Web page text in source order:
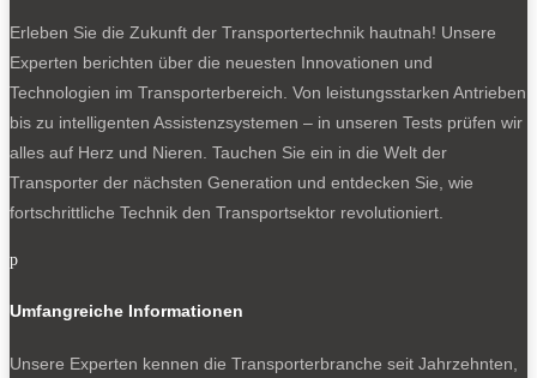
Erleben Sie die Zukunft der Transportertechnik hautnah! Unsere
Experten berichten über die neuesten Innovationen und
Technologien im Transporterbereich. Von leistungsstarken Antrieben
bis zu intelligenten Assistenzsystemen – in unseren Tests prüfen wir
alles auf Herz und Nieren. Tauchen Sie ein in die Welt der
Transporter der nächsten Generation und entdecken Sie, wie
fortschrittliche Technik den Transportsektor revolutioniert.
p
Umfangreiche Informationen
Unsere Experten kennen die Transporterbranche seit Jahrzehnten,